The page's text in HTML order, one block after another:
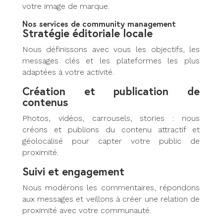
votre image de marque.
Nos services de community management
Stratégie éditoriale locale
Nous définissons avec vous les objectifs, les
messages clés et les plateformes les plus
adaptées à votre activité.
Création et publication de
contenus
Photos, vidéos, carrousels, stories : nous
créons et publions du contenu attractif et
géolocalisé pour capter votre public de
proximité.
Suivi et engagement
Nous modérons les commentaires, répondons
aux messages et veillons à créer une relation de
proximité avec votre communauté.